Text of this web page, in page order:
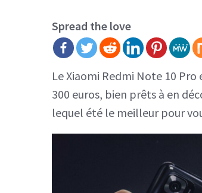
Spread the love
Le Xiaomi Redmi Note 10
300 euros, bien prêts à en
lequel été le meilleur pour